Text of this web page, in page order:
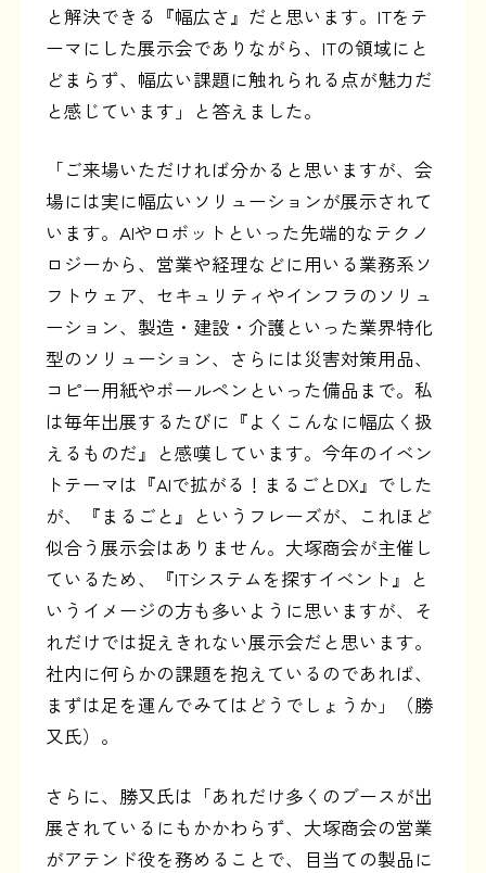
と解決できる『幅広さ』だと思います。ITをテ
ーマにした展示会でありながら、ITの領域にと
どまらず、幅広い課題に触れられる点が魅力だ
と感じています」と答えました。
「ご来場いただければ分かると思いますが、会
場には実に幅広いソリューションが展示されて
います。AIやロボットといった先端的なテクノ
ロジーから、営業や経理などに用いる業務系ソ
フトウェア、セキュリティやインフラのソリュ
ーション、製造・建設・介護といった業界特化
型のソリューション、さらには災害対策用品、
コピー用紙やボールペンといった備品まで。私
は毎年出展するたびに『よくこんなに幅広く扱
えるものだ』と感嘆しています。今年のイベン
トテーマは『AIで拡がる！まるごとDX』でした
が、『まるごと』というフレーズが、これほど
似合う展示会はありません。大塚商会が主催し
ているため、『ITシステムを探すイベント』と
いうイメージの方も多いように思いますが、そ
れだけでは捉えきれない展示会だと思います。
社内に何らかの課題を抱えているのであれば、
まずは足を運んでみてはどうでしょうか」（勝
又氏）。
さらに、勝又氏は「あれだけ多くのブースが出
展されているにもかかわらず、大塚商会の営業
がアテンド役を務めることで、目当ての製品に